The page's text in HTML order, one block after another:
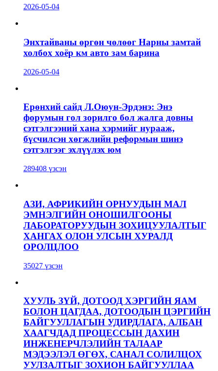
2026-05-04
Энхтайваны өргөн чөлөөг Нарны замтай
холбох хоёр км авто зам барина
2026-05-04
Ерөнхий сайд Л.Оюун-Эрдэнэ: Энэ
форумын гол зорилго бол жалга довны
сэтгэлгээний хана хэрмийг нурааж,
бүсчилсэн хөгжлийн реформын шинэ
сэтгэлгээг эхлүүлэх юм
289408 үзсэн
АЗИ, АФРИКИЙН ОРНУУДЫН МАЛ
ЭМНЭЛГИЙН ОНОШИЛГООНЫ
ЛАБОРАТОРУУДЫН ЗОХИЦУУЛАЛТЫГ
ХАНГАХ ОЛОН УЛСЫН ХУРАЛД
ОРОЛЦЛОО
35027 үзсэн
ХУУЛЬ ЗҮЙ, ДОТООД ХЭРГИЙН ЯАМ
БОЛОН ЦАГДАА, ДОТООДЫН ЦЭРГИЙН
БАЙГУУЛЛАГЫН УДИРДЛАГА, АЛБАН
ХААГЧДАД ПРОЦЕССЫН ДАХИН
ИНЖЕНЕРЧЛЭЛИЙН ТАЛААР
МЭДЭЭЛЭЛ ӨГӨХ, САНАЛ СОЛИЛЦОХ
УУЛЗАЛТЫГ ЗОХИОН БАЙГУУЛЛАА